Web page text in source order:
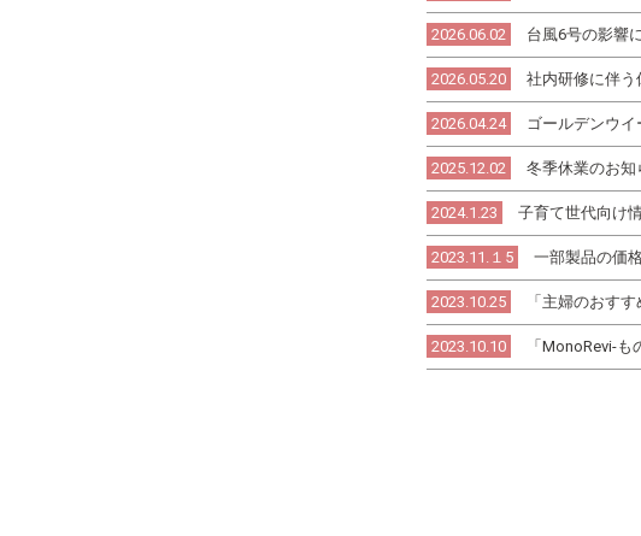
2026.06.02 台風6号の影響
2026.05.20 社内研修に伴う
2026.04.24 ゴールデンウイ
2025.12.02 冬季休業のお知
2024.1.23 子育て世代向け
2023.11.１5 一部製品の価
2023.10.25 「主婦のおす
2023.10.10 「MonoRevi-